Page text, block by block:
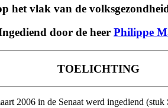
het vlak van de
door de heer Philippe
TOELICHTING
2006 in de Senaat werd ingediend